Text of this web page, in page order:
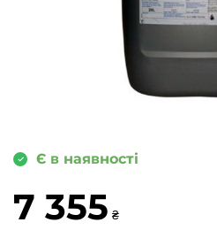
Є в наявності
7 355 ₴